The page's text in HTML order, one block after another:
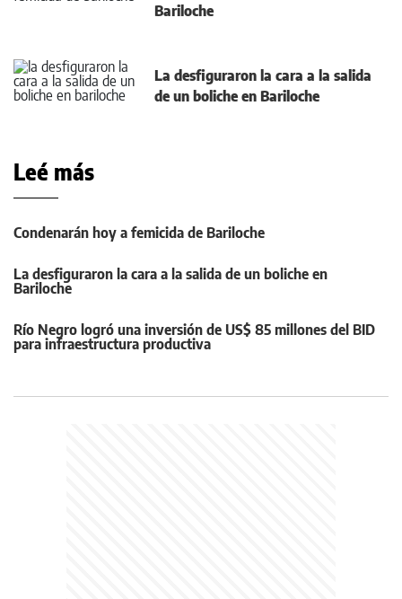
Bariloche
La desfiguraron la cara a la salida
de un boliche en Bariloche
Leé más
Condenarán hoy a femicida de Bariloche
La desfiguraron la cara a la salida de un boliche en
Bariloche
Río Negro logró una inversión de US$ 85 millones del BID
para infraestructura productiva